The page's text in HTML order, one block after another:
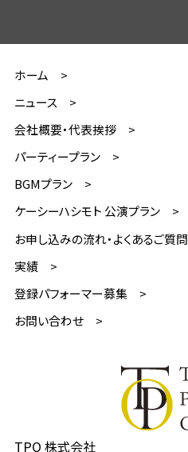
ホーム
ニュース
会社概要・代表挨拶
パーティープラン
BGMプラン
ケーシーハシモト 公演プラン
お申し込みの流れ・よくあるご質問
実績
登録パフォーマー募集
お問い合わせ
TPO 株式会社